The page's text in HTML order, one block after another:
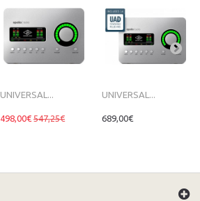
UNIVERSAL...
498,00€ 547,25€
UNIVERSAL...
689,00€